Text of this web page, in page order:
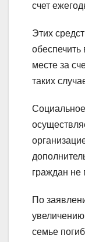
счет
Этих
месте за
таких
граждан не
По
семье